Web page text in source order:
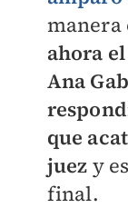
manera
ahora
Ana
que
juez y
final.